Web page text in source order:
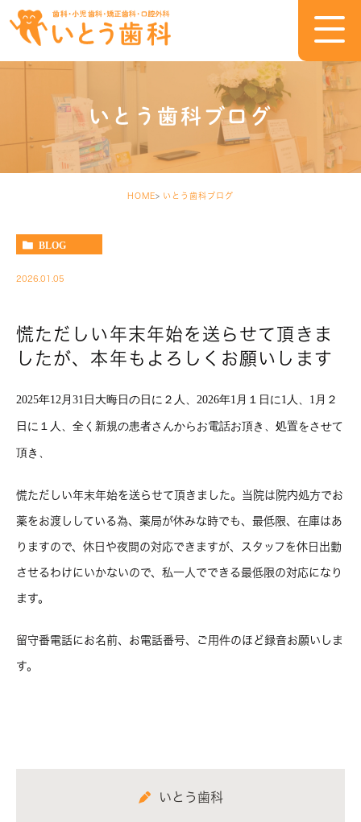
いとう歯科ブログ
HOME いとう歯科ブログ
BLOG
2026.01.05
慌ただしい年末年始を送らせて頂きま
したが、本年もよろしくお願いします
2025年12月31日大晦日の日に２人、2026年1月１日に1人、1月２
日に１人、全く新規の患者さんからお電話お頂き、処置をさせて
頂き、
慌ただしい年末年始を送らせて頂きました。当院は院内処方でお
薬をお渡ししている為、薬局が休みな時でも、最低限、在庫はあ
りますので、休日や夜間の対応できますが、スタッフを休日出勤
させるわけにいかないので、私一人でできる最低限の対応になり
ます。
留守番電話にお名前、お電話番号、ご用件のほど録音お願いしま
す。
いとう歯科